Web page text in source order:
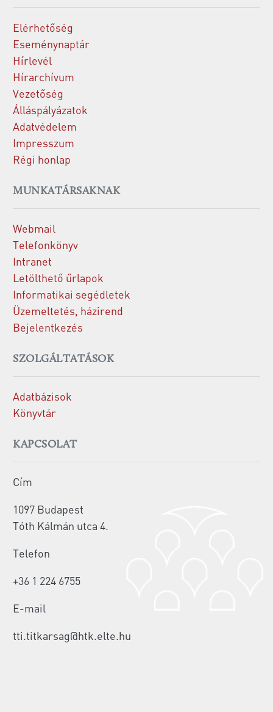
Elérhetőség
Eseménynaptár
Hírlevél
Hírarchívum
Vezetőség
Álláspályázatok
Adatvédelem
Impresszum
Régi honlap
MUNKATÁRSAKNAK
Webmail
Telefonkönyv
Intranet
Letölthető űrlapok
Informatikai segédletek
Üzemeltetés, házirend
Bejelentkezés
SZOLGÁLTATÁSOK
Adatbázisok
Könyvtár
KAPCSOLAT
Cím
1097 Budapest
Tóth Kálmán utca 4.
Telefon
+36 1 224 6755
E-mail
tti.titkarsag@htk.elte.hu